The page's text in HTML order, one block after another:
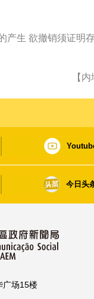
产生 欲撤销须证明
【
今日头
广场15楼